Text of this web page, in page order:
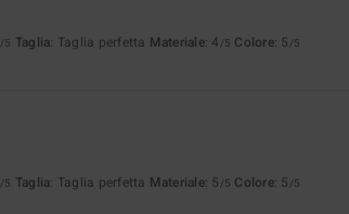
/5 Taglia: Taglia perfetta Materiale: 4 /5 Colore: 5 /5
/5 Taglia: Taglia perfetta Materiale: 5 /5 Colore: 5 /5